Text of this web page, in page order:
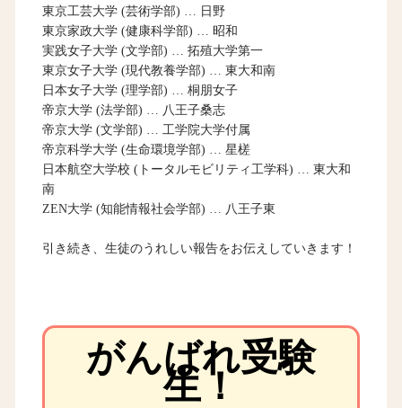
東京工芸大学 (芸術学部) … 日野
東京家政大学 (健康科学部) … 昭和
実践女子大学 (文学部) … 拓殖大学第一
東京女子大学 (現代教養学部) … 東大和南
日本女子大学 (理学部) … 桐朋女子
帝京大学 (法学部) … 八王子桑志
帝京大学 (文学部) … 工学院大学付属
帝京科学大学 (生命環境学部) … 星槎
日本航空大学校 (トータルモビリティ工学科) … 東大和
南
ZEN大学 (知能情報社会学部) … 八王子東
引き続き、生徒のうれしい報告をお伝えしていきます！
がんばれ受験
生！